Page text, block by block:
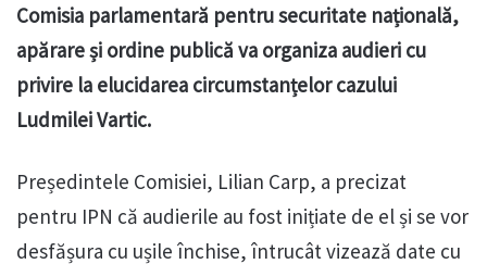
Comisia parlamentară pentru securitate națională,
apărare și ordine publică va organiza audieri cu
privire la elucidarea circumstanțelor cazului
Ludmilei Vartic.
Președintele Comisiei, Lilian Carp, a precizat
pentru IPN că audierile au fost inițiate de el și se vor
desfășura cu ușile închise, întrucât vizează date cu